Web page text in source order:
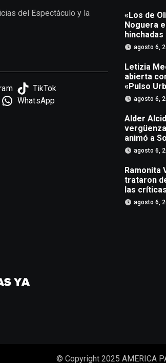
del Espectáculo y la
TikTok
WhatsApp
«Los de
Noguera
hinchadas
agosto 6,
Letizia
abierta
«Pulso
agosto 6,
Alder
animó a
agosto 6,
Ramonita
trataron
las críticas
agosto 6,
© Copyright 2025 AMERICA